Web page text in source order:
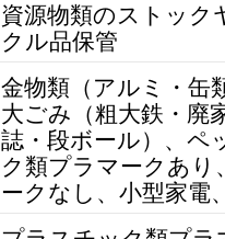
資源物類のストック
クル品保管
金物類（アルミ・缶
大ごみ（粗大鉄・廃
誌・段ボール）、ペ
ク類プラマークあ
ークなし、小型家電